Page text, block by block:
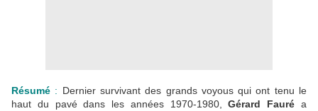
Résumé : Dernier survivant des grands voyous qui ont tenu le
haut du pavé dans les années 1970-1980,Gérard Fauré a